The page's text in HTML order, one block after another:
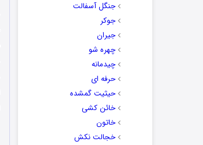
جنگل آسفالت
جوکر
جیران
چهره شو
چیدمانه
حرفه ای
حیثیت گمشده
خائن کشی
خاتون
خجالت نکش